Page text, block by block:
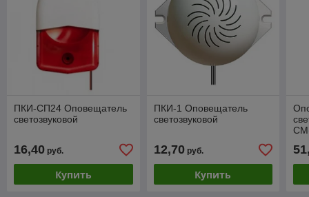
ПКИ-СП24 Оповещатель
светозвуковой
16,40 руб.
Купить
ПКИ-1 Оповещатель
светозвуковой
12,70руб.
Купить